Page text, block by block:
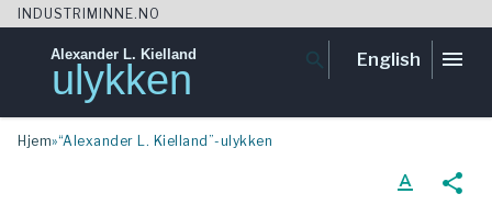
Skip
menu
INDUSTRIMINNE.NO
Alexander L. Kielland
ulykken search English
Hjem»“Alexander L. Kielland”-ulykken
text_format share